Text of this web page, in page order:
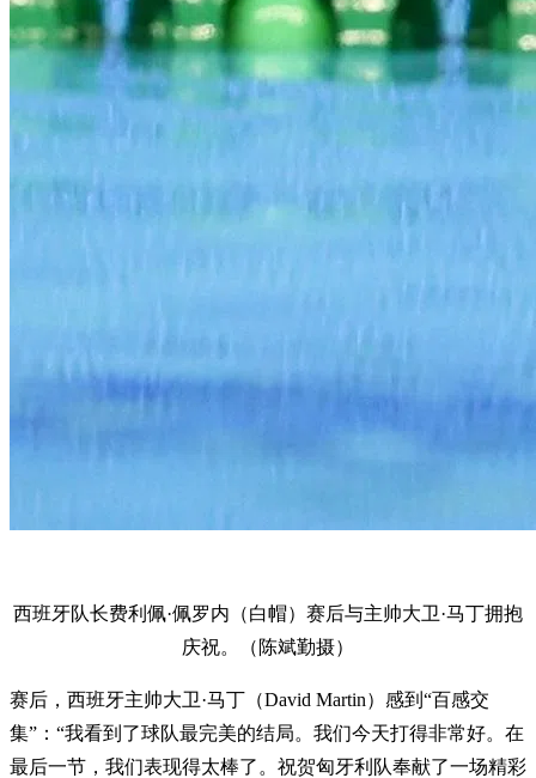
西班牙队长费利佩·佩罗内（白帽）赛后与主帅大卫·马丁拥抱
庆祝。（陈斌勤摄）
赛后，西班牙主帅大卫·马丁（David Martin）感到“百感交
集”：“我看到了球队最完美的结局。我们今天打得非常好。在
最后一节，我们表现得太棒了。祝贺匈牙利队奉献了一场精彩